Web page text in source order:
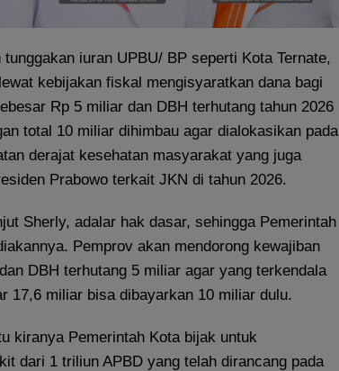
tunggakan iuran UPBU/ BP seperti Kota Ternate,
kebijakan fiskal mengisyaratkan dana bagi
Rp 5 miliar dan DBH terhutang tahun 2026
total 10 miliar dihimbau agar dialokasikan pada
derajat kesehatan masyarakat yang juga
Prabowo terkait JKN di tahun 2026.
Sherly, adalar hak dasar, sehingga Pemerintah
Pemprov akan mendorong kewajiban
DBH terhutang 5 miliar agar yang terkendala
17,6 miliar bisa dibayarkan 10 miliar dulu.
kiranya Pemerintah Kota bijak untuk
dari 1 triliun APBD yang telah dirancang pada